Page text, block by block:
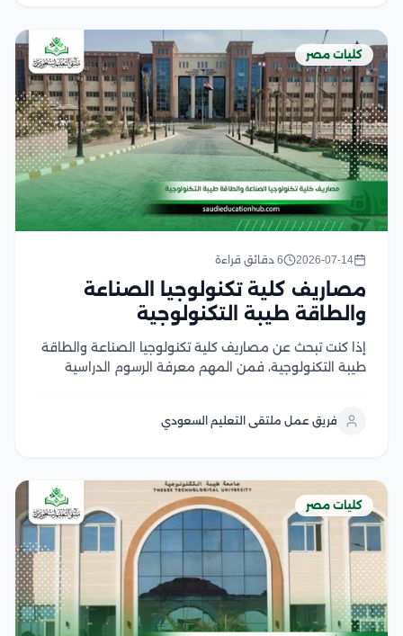
كليات مصر
2026-07-14 6 دقائق قراءة
مصاريف كلية تكنولوجيا الصناعة
والطاقة طيبة التكنولوجية
إذا كنت تبحث عن مصاريف كلية تكنولوجيا الصناعة والطاقة
طيبة التكنولوجية، فمن المهم معرفة الرسوم الدراسية
العملي والتطبيق الصناعي إلى جانب الدراسة الأكاديمية
فريق عمل ملتقى التعليم السعودي
كليات مصر